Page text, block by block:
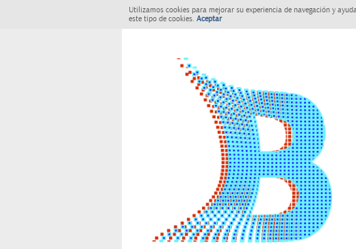
Utilizamos cookies para mejorar su experiencia de navegación y
este tipo de cookies. Aceptar